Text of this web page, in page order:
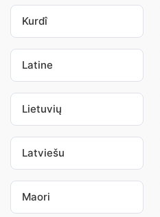
Kurdî
Latine
Lietuvių
Latviešu
Maori